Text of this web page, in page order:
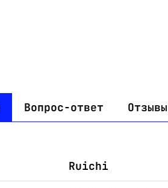
Вопрос-ответ Отзывы
Ruichi